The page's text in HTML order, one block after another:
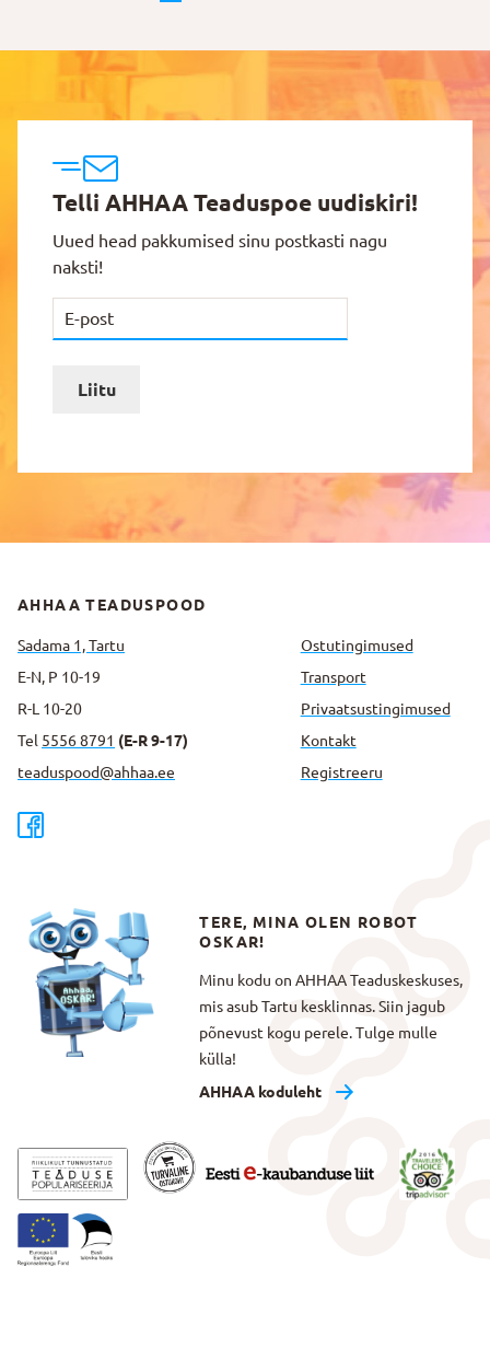
Telli AHHAA Teaduspoe uudiskiri!
Uued head pakkumised sinu postkasti nagu
naksti!
Liitu
AHHAA TEADUSPOOD
Sadama 1, Tartu
E-N, P 10-19
R-L 10-20
Tel 5556 8791 (E-R 9-17)
teaduspood@ahhaa.ee
Ostutingimused
Transport
Privaatsus­tingimused
Kontakt
Registreeru
TERE, MINA OLEN ROBOT
OSKAR!
Minu kodu on AHHAA Teaduskeskuses,
mis asub Tartu kesklinnas. Siin jagub
põnevust kogu perele. Tulge mulle
külla!
AHHAA koduleht